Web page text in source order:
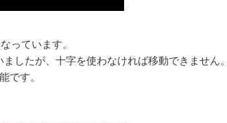
っています。
したが、十字を使わなければ移動できません。
です。